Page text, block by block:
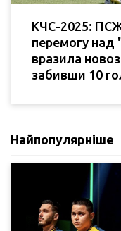
КЧС-2025:
перемогу над
вразила
забивши 10
Найпопулярніше